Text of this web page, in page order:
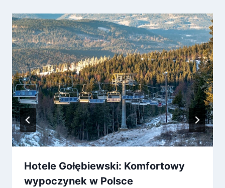
Hotele Gołębiewski: Komfortowy
wypoczynek w Polsce